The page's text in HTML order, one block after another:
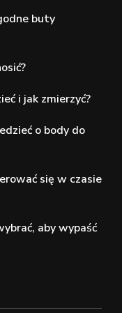
buty
i jak zmierzyć?
o body do
się w czasie
aby wypaść